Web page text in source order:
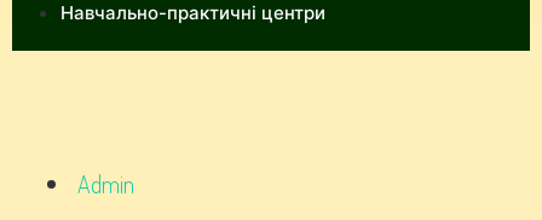
Навчально-практичні центри
Admin